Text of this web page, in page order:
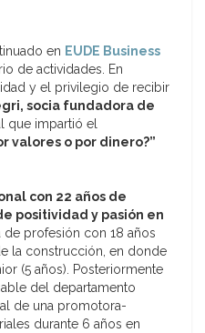
en EUDE Business
de actividades. En
y el privilegio de recibir
socia fundadora de
que impartió el
valores o por dinero?”
con 22 años de
positividad y pasión en
de profesión con 18 años
la construcción, en donde
(5 años). Posteriormente
del departamento
de una promotora-
durante 6 años en